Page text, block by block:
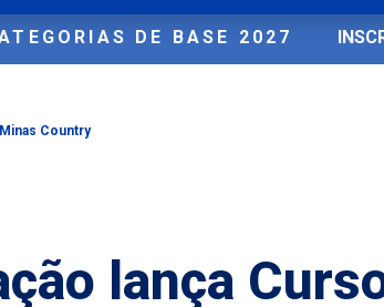
DE BASE 2027
Country
lança